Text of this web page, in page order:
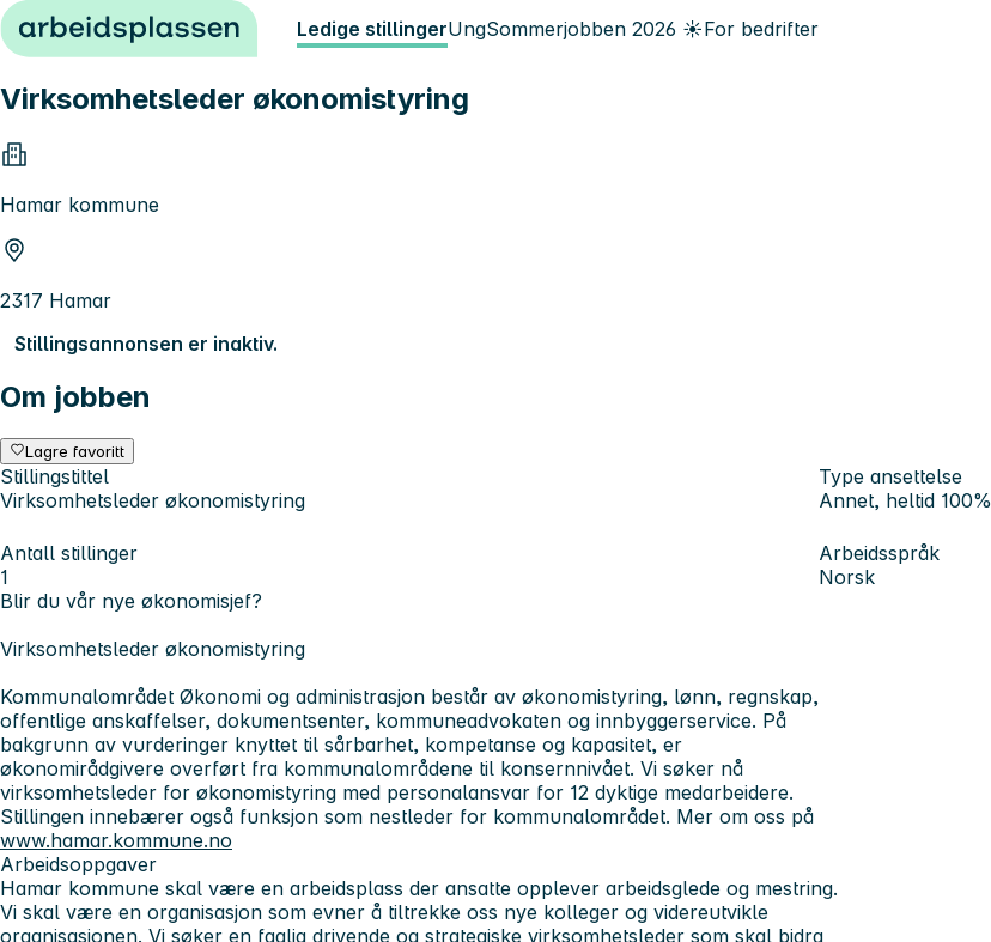
Hopp til innhold Ledige stillingerUngSommerjobben 2026 ☀️For bedrifter
Virksomhetsleder økonomistyring
Hamar kommune
2317 Hamar
Stillingsannonsen er inaktiv.
Om jobben
Lagre favoritt
Stillingstittel
Virksomhetsleder økonomistyring
Type ansettelse
Annet, heltid 100%
Antall stillinger
1
Arbeidsspråk
Norsk
Blir du vår nye økonomisjef?
Virksomhetsleder økonomistyring
Kommunalområdet Økonomi og administrasjon består av økonomistyring, lønn, regnskap,
offentlige anskaffelser, dokumentsenter, kommuneadvokaten og innbyggerservice. På
bakgrunn av vurderinger knyttet til sårbarhet, kompetanse og kapasitet, er
økonomirådgivere overført fra kommunalområdene til konsernnivået. Vi søker nå
virksomhetsleder for økonomistyring med personalansvar for 12 dyktige medarbeidere.
Stillingen innebærer også funksjon som nestleder for kommunalområdet. Mer om oss på
www.hamar.kommune.no
Arbeidsoppgaver
Hamar kommune skal være en arbeidsplass der ansatte opplever arbeidsglede og mestring.
Vi skal være en organisasjon som evner å tiltrekke oss nye kolleger og videreutvikle
organisasjonen. Vi søker en faglig drivende og strategiske virksomhetsleder som skal bidra